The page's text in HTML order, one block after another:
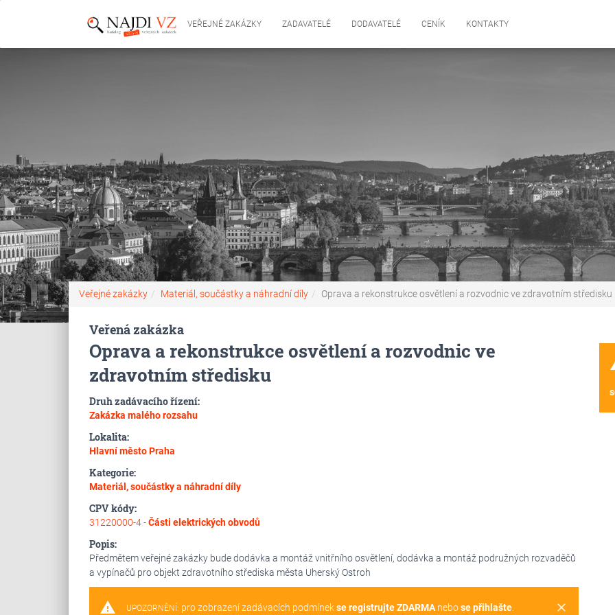
VEŘEJNÉ ZAKÁZKY ZADAVATELÉ DODAVATELÉ CENÍK KONTAKTY
Veřejné zakázky Materiál, součástky a náhradní díly Oprava a rekonstrukce osvětlení a rozvodnic ve zdravotním středisku
Veřená zakázka
Oprava a rekonstrukce osvětlení a rozvodnic ve
zdravotním středisku
Druh zadávacího řízení:
Zakázka malého rozsahu
Lokalita:
Hlavní město Praha
Kategorie:
Materiál, součástky a náhradní díly
CPV kódy:
31220000-4 -Části elektrických obvodů
Popis:
Předmětem veřejné zakázky bude dodávka a montáž vnitřního osvětlení, dodávka a montáž podružných rozvaděčů
a vypínačů pro objekt zdravotního střediska města Uherský Ostroh
warning clear
UPOZORNĚNÍ: pro zobrazení zadávacích podmínekse registrujte ZDARMAnebose přihlašte.